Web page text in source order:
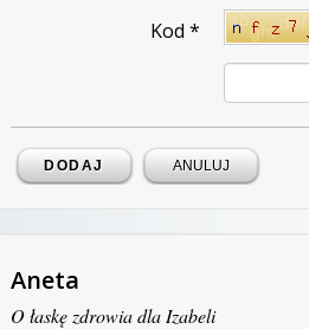
Kod *
DODAJ ANULUJ
Aneta
O łaskę zdrowia dla Izabeli